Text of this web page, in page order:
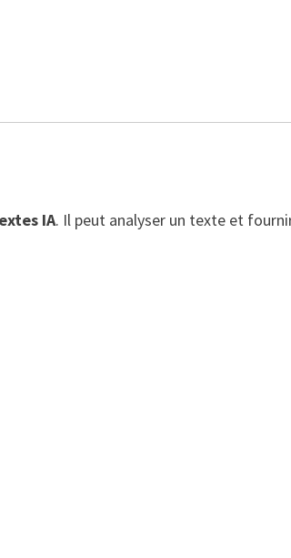
IA. Il peut analyser un texte et